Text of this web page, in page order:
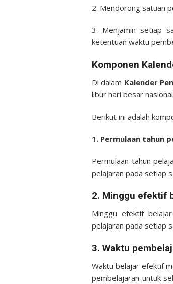
2. Mendorong satuan
3. Menjamin setiap
ketentuan waktu
Komponen
Di dalam Kalender
libur hari besar
Berikut ini adalah
1. Permulaan tahun
Permulaan tahun
pelajaran pada setiap
2. Minggu efektif
Minggu efektif
pelajaran pada setiap
3. Waktu
Waktu belajar efektif
pembelajaran untuk